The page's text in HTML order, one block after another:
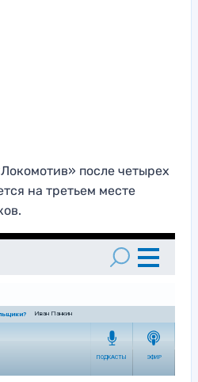
после четырех
на третьем месте